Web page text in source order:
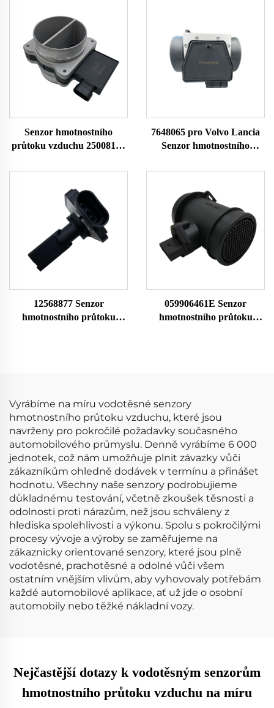
Senzor hmotnostního
průtoku vzduchu 25008176
25008309 25180303 Pro
hmotnostního průtoku
vzduchu Měřič průtoku
vzduchu
7648065 pro Volvo Lancia
Senzor hmotnostního
Meter 22690 0280213025
1271861 7648065
12568877 Senzor
hmotnostního průtoku
vzduchu
059906461E Senzor
hmotnostního průtoku
Vyrábíme na míru vodotěsné senzory
hmotnostního průtoku vzduchu, které jsou
navrženy pro pokročilé požadavky současného
automobilového průmyslu. Denně vyrábíme 6 000
jednotek, což nám umožňuje plnit závazky vůči
zákazníkům ohledně dodávek v termínu a přinášet
hodnotu. Všechny naše senzory podrobujieme
důkladnému testování, včetně zkoušek těsnosti a
odolnosti proti nárazům, než jsou schváleny z
hlediska spolehlivosti a výkonu. Spolu s pokročilými
procesy vývoje a výroby se zaměřujeme na
zákaznicky orientované senzory, které jsou plně
vodotěsné, prachotěsné a odolné vůči všem
ostatním vnějším vlivům, aby vyhovovaly potřebám
každé automobilové aplikace, ať už jde o osobní
automobily nebo těžké nákladní vozy.
Nejčastější dotazy k vodotěsným senzorům
hmotnostního průtoku vzduchu na míru